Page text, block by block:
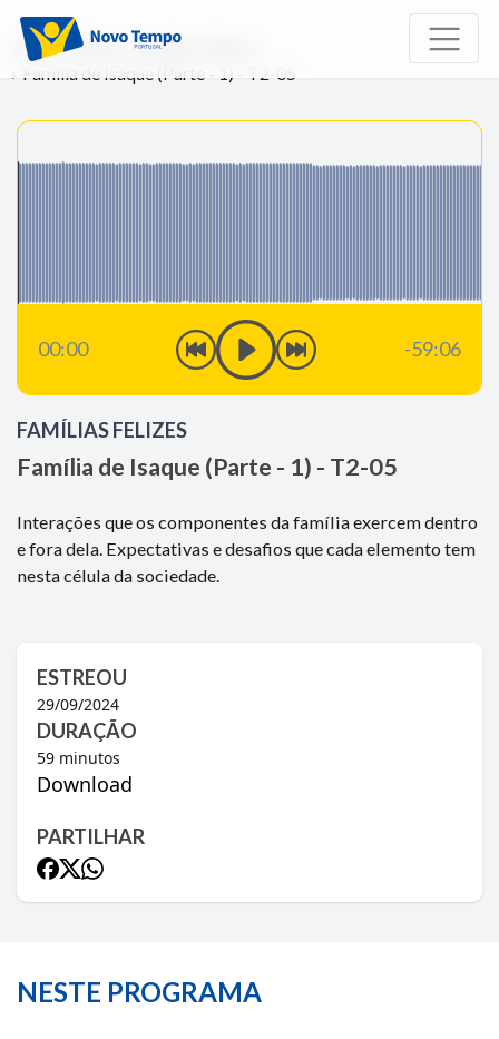
Início Rádio
Famílias Felizes
Família de Isaque (Parte - 1) - T2-05
00:00 -59:06
FAMÍLIAS FELIZES
Família de Isaque (Parte - 1) - T2-05
Interações que os componentes da família exercem dentro
e fora dela. Expectativas e desafios que cada elemento tem
nesta célula da sociedade.
ESTREOU
29/09/2024
DURAÇÃO
59 minutos
Download
PARTILHAR
NESTE PROGRAMA